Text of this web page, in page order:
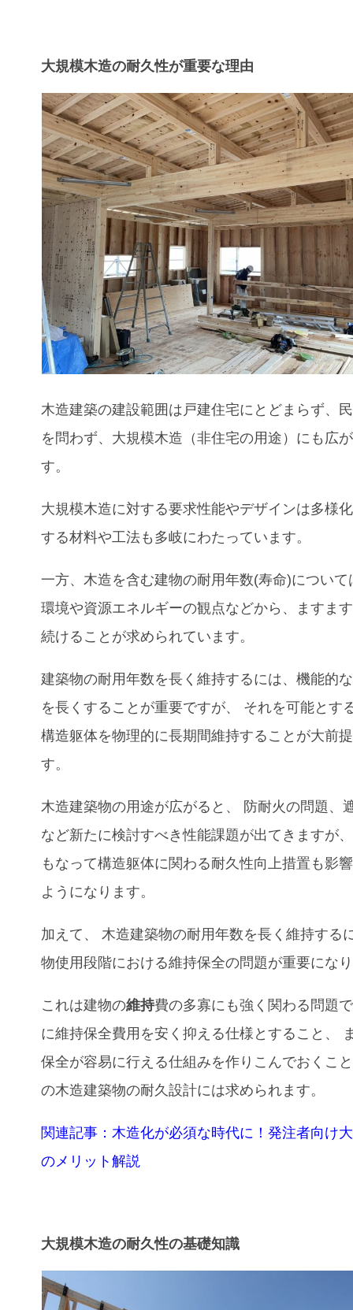
大規模木造の耐久性が重要な理由
木造建築の建設範囲は戸建住宅にとどまらず、
を問わず、大規模木造（非住宅の用途）にも広
す。
大規模木造に対する要求性能やデザインは多様
する材料や工法も多岐にわたっています。
一方、木造を含む建物の耐用年数(寿命)について
環境や資源エネルギーの観点などから、ますま
続けることが求められています。
建築物の耐用年数を長く維持するには、機能的
を長くすることが重要ですが、 それを可能とす
構造躯体を物理的に長期間維持することが大前
す。
木造建築物の用途が広がると、 防耐火の問題、
など新たに検討すべき性能課題が出てきますが
もなって構造躯体に関わる耐久性向上措置も影
ようになります。
加えて、 木造建築物の耐用年数を長く維持する
物使用段階における維持保全の問題が重要にな
これは建物の維持費の多寡にも強く関わる問題
に維持保全費用を安く抑える仕様とすること、
保全が容易に行える仕組みを作りこんでおくこ
の木造建築物の耐久設計には求められます。
関連記事：木造化が必須な時代に！発注者向け
のメリット解説
大規模木造の耐久性の基礎知識